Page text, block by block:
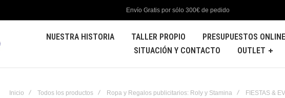
Envío Gratis por sólo 300€ de pedido
NUESTRA HISTORIA TALLER PROPIO PRESUPUESTOS ONLINE
SITUACIÓN Y CONTACTO
OUTLET
Inicio Todos los productos Ropa y Regalos publicitarios: Roly y Stamina FIESTAS &